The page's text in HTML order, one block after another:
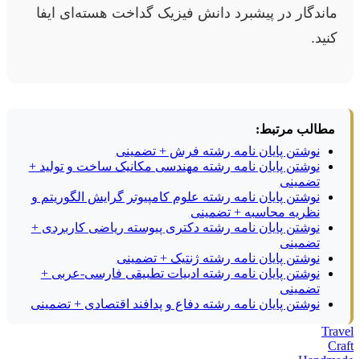
ماندگار در پیشبرد دانش فیزیک گداخت هسته‌ای ایفا
کنید.
مطالب مرتبط:
نوشتن پایان نامه رشته فرش + تضمینی
نوشتن پایان نامه رشته مهندسی مکانیک ساخت و تولید +
تضمینی
نوشتن پایان نامه رشته علوم کامپیوتر گرایش الگوریتم و
نظریه محاسبه + تضمینی
نوشتن پایان نامه رشته دکتری پیوسته ریاضی کاربردی +
تضمینی
نوشتن پایان نامه رشته ژنتیک + تضمینی
نوشتن پایان نامه رشته ادبیات تطبیقی فارسی-عربی +
تضمینی
نوشتن پایان نامه رشته دفاع و پدافند اقتصادی + تضمینی
Travel
Craft